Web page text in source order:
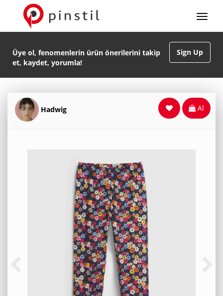
Sign Up
Üye ol, fenomenlerin ürün önerilerini takip
et, kaydet, yorumla!
Hadwig Al